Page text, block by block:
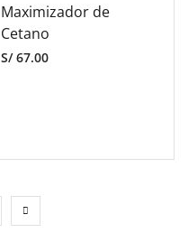
Maximizador de
Cetano
S/67.00